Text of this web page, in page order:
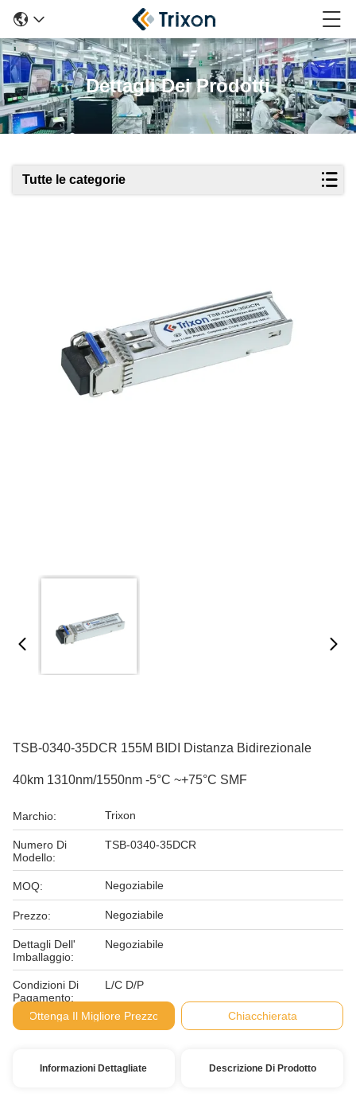
Dettagli Dei Prodotti
Tutte le categorie
TSB-0340-35DCR 155M BIDI Distanza Bidirezionale
40km 1310nm/1550nm -5°C ~+75°C SMF
Marchio: Trixon
Numero Di
Modello:
TSB-0340-35DCR
MOQ: Negoziabile
Prezzo: Negoziabile
Dettagli Dell'
Imballaggio:
Negoziabile
Condizioni Di
Pagamento:
L/C D/P
Ottenga Il Migliore Prezzo Chiacchierata
Informazioni Dettagliate Descrizione Di Prodotto